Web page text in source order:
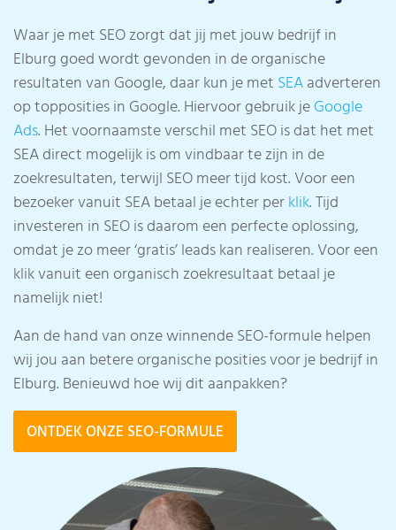
Waar je met SEO zorgt dat jij met jouw bedrijf in
Elburg goed wordt gevonden in de organische
resultaten van Google, daar kun je met SEAadverteren
op topposities in Google. Hiervoor gebruik jeGoogle
Ads. Het voornaamste verschil met SEO is dat het met
SEA direct mogelijk is om vindbaar te zijn in de
zoekresultaten, terwijl SEO meer tijd kost. Voor een
bezoeker vanuit SEA betaal je echter perklik. Tijd
investeren in SEO is daarom een perfecte oplossing,
omdat je zo meer ‘gratis’ leads kan realiseren. Voor een
klik vanuit een organisch zoekresultaat betaal je
namelijk niet!
Aan de hand van onze winnende SEO-formule helpen
wij jou aan betere organische posities voor je bedrijf in
Elburg. Benieuwd hoe wij dit aanpakken?
ONTDEK ONZE SEO-FORMULE